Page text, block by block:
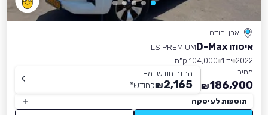
אבן יהודה
איסוזו D-Max
LS PREMIUM
2022 יד 1
104,000 ק״מ
מחיר
186,900
₪
החזר חודשי מ-
2,165
₪לחודש*
תוספות לעיסקה